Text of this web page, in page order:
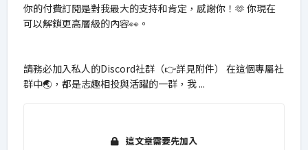
你的付費訂閱是對我最大的支持和肯定，感謝你！🫶 你現在
可以解鎖更高層級的內容👀。
請務必加入私人的Discord社群（👉詳見附件） 在這個專屬社
群中🌏，都是志趣相投與活躍的一群，我...
這文章需要先加入